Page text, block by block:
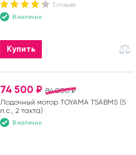
3 отзыва
В наличии
Купить
84 000 ₽
74 500 ₽
Лодочный мотор TOYAMA T5ABMS (5
л.с., 2 такта)
В наличии